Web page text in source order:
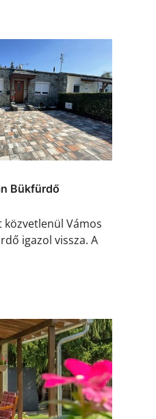
Bükfürdő
Vámos
igazol vissza. A